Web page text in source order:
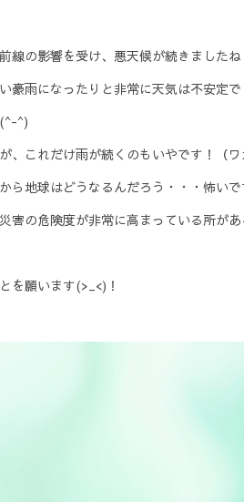
線の影響を受け、悪天候が続きましたね
豪雨になったりと非常に天気は不安定で
^)
、これだけ雨が続くのもいやです！（ワ
ら地球はどうなるんだろう・・・怖いで
害の危険度が非常に高まっている所があ
を願います(>_<)！